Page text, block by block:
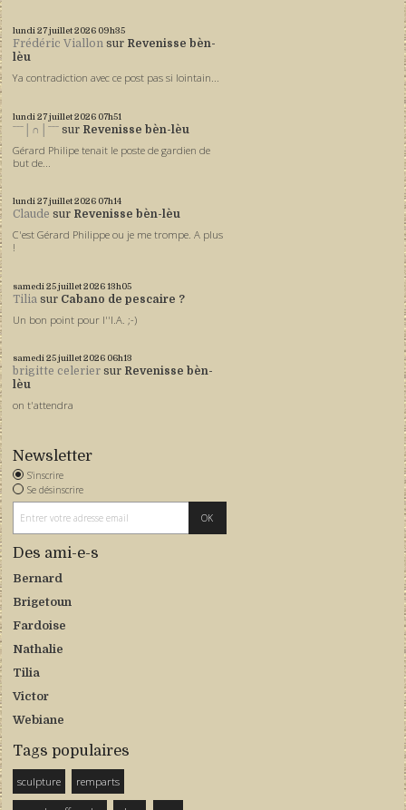
lundi 27juillet 2026 09h35
Frédéric Viallon sur Revenisse bèn-
lèu
Ya contradiction avec ce post pas si lointain...
lundi 27juillet 2026 07h51
ˉˉˉ│∩│ˉˉˉ sur Revenisse bèn-lèu
Gérard Philipe tenait le poste de gardien de
but de...
lundi 27juillet 2026 07h14
Claude sur Revenisse bèn-lèu
C'est Gérard Philippe ou je me trompe. A plus
!
samedi 25juillet 202613h05
Tilia sur Cabano de pescaire ?
Un bon point pour l''I.A. ;-)
samedi 25juillet 2026 06h13
brigitte celerier sur Revenisse bèn-
lèu
on t'attendra
Newsletter
S'inscrire
Se désinscrire
Des ami-e-s
Bernard
Brigetoun
Fardoise
Nathalie
Tilia
Victor
Webiane
Tags populaires
sculpture remparts